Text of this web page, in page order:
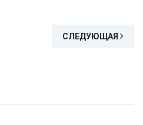
СЛЕДУЮЩАЯ